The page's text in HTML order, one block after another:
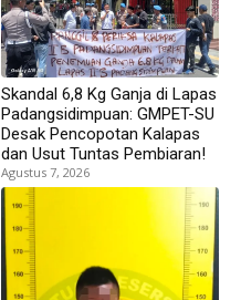
Skandal 6,8 Kg Ganja di Lapas
Padangsidimpuan: GMPET-SU
Desak Pencopotan Kalapas
dan Usut Tuntas Pembiaran!
Agustus 7, 2026